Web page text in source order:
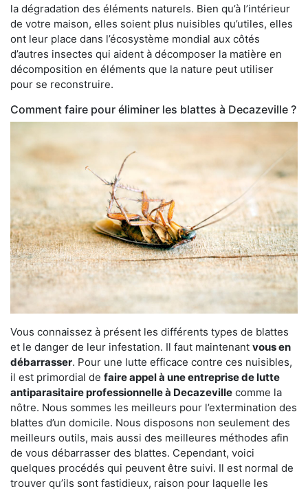
la dégradation des éléments naturels. Bien qu’à l’intérieur
de votre maison, elles soient plus nuisibles qu’utiles, elles
ont leur place dans l’écosystème mondial aux côtés
d’autres insectes qui aident à décomposer la matière en
décomposition en éléments que la nature peut utiliser
pour se reconstruire.
Comment faire pour éliminer les blattes à Decazeville ?
Vous connaissez à présent les différents types de blattes
et le danger de leur infestation. Il faut maintenant vous en
débarrasser. Pour une lutte efficace contre ces nuisibles,
il est primordial de faire appel à une entreprise de lutte
antiparasitaire professionnelle à Decazeville comme la
nôtre. Nous sommes les meilleurs pour l’extermination des
blattes d’un domicile. Nous disposons non seulement des
meilleurs outils, mais aussi des meilleures méthodes afin
de vous débarrasser des blattes. Cependant, voici
quelques procédés qui peuvent être suivi. Il est normal de
trouver qu’ils sont fastidieux, raison pour laquelle les